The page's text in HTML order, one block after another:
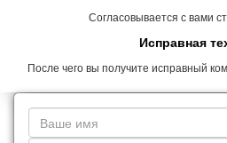
Согласовывается с вами
Исправная
После чего вы получите исправный